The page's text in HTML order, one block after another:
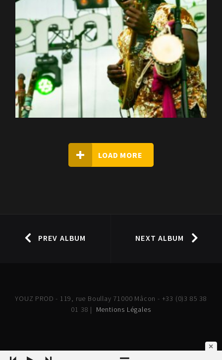
LOAD MORE
PREV ALBUM NEXT ALBUM
YOUZ PROD - 119, rue Boullay 71000 Mâcon - +33 (0)3 85 38
01 38 | Mentions Légales